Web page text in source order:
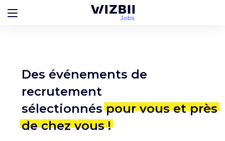
Des événements de
recrutement
sélectionnéspour vous et près
de chez vous !